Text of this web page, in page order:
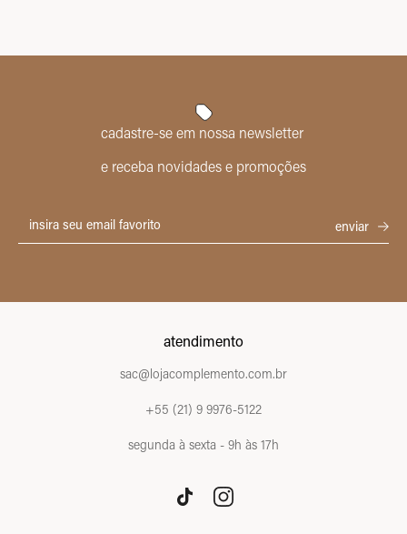
cadastre-se em nossa newsletter
e receba novidades e promoções
atendimento
sac@lojacomplemento.com.br
+55 (21) 9 9976-5122
segunda à sexta - 9h às 17h